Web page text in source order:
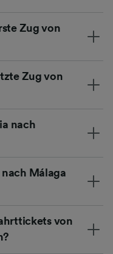
Zug von
Zug von
nach
Málaga
von